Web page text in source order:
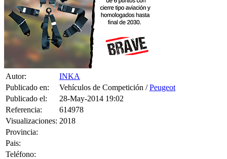
Autor:
INKA
Publicado en:
Vehículos de Competición /Peugeot
Publicado el:
28-May-2014 19:02
Referencia:
614978
Visualizaciones: 2018
Provincia:
Pais:
Teléfono: